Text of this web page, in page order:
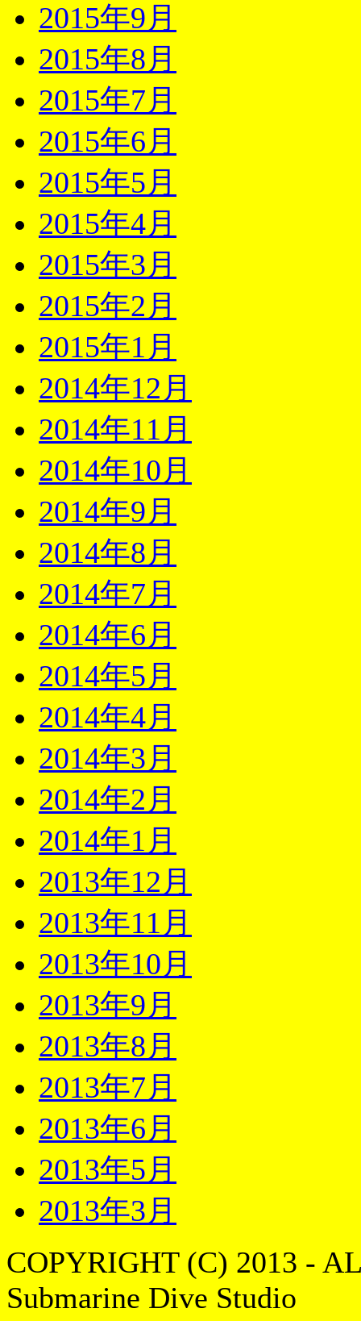
2015年9月
2015年8月
2015年7月
2015年6月
2015年5月
2015年4月
2015年3月
2015年2月
2015年1月
2014年12月
2014年11月
2014年10月
2014年9月
2014年8月
2014年7月
2014年6月
2014年5月
2014年4月
2014年3月
2014年2月
2014年1月
2013年12月
2013年11月
2013年10月
2013年9月
2013年8月
2013年7月
2013年6月
2013年5月
2013年3月
COPYRIGHT (C) 2013 -
Submarine Dive Studio